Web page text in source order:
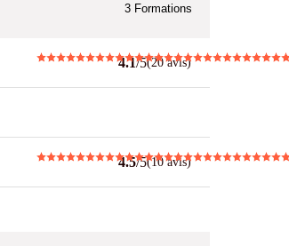
3 Formations
4.1/5(20 avis)
4.5/5(10 avis)